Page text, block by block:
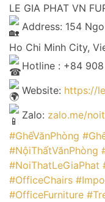
LE GIA PHAT VN
Address: 154
Ho Chi Minh City,
Hotline : +84 908
Website: https://
Zalo: zalo.me/
#GhếVănPhòng
#NộiThấtVănPhòng
#NoiThatLeGiaPhat
#OfficeChairs
#OfficeFurniture